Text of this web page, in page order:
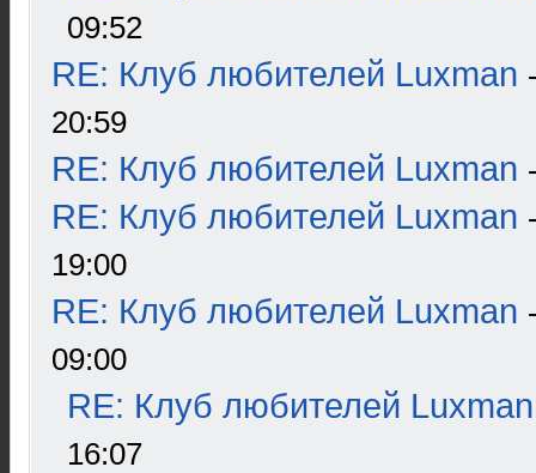
09:52
RE: Клуб любителей Luxman
20:59
RE: Клуб любителей Luxman
RE: Клуб любителей Luxman
19:00
RE: Клуб любителей Luxman
09:00
RE: Клуб любителей Luxman
16:07